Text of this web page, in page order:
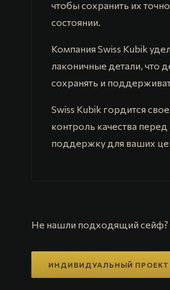
чтобы сохранить их
состоянии.
Компания Swiss Kubik
лаконичные детали, что
сохранять и
Swiss Kubik гордится
контроль качества
поддержку для ваших
Не нашли подходящий сейф?
ИНДИВИДУАЛЬНЫЙ ПРОЕКТ